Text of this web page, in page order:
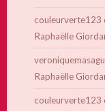
couleurverte123
Raphaëlle
veroniquemasagu
Raphaëlle
couleurverte123